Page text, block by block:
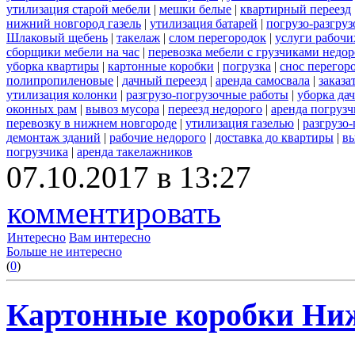
утилизация старой мебели | мешки белые | квартирный переезд
нижний новгород газель | утилизация батарей | погрузо-
Шлаковый щебень | такелаж | слом перегородок | услуги
сборщики мебели на час | перевозка мебели с грузчиками
уборка квартиры | картонные коробки | погрузка | снос
полипропиленовые | дачный переезд | аренда самосвала |
утилизация колонки | разгрузо-погрузочные работы | уборка
оконных рам | вывоз мусора | переезд недорого | аренда
перевозку в нижнем новгороде | утилизация газелью |
демонтаж зданий | рабочие недорого | доставка до квартиры |
погрузчика | аренда такелажников
07.10.2017 в 13:27
комментировать
Интересно Вам интересно
Больше не интересно
(0)
Картонные коробки